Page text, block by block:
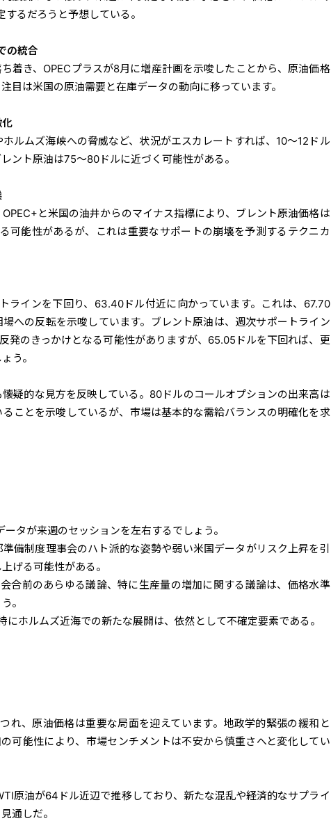
るだろうと予想している。
の統合
着き、OPECプラスが8月に増産計画を示唆したことから、原油価格
目は米国の原油需要と在庫データの動向に移っています。
化
ルムズ海峡への脅威など、状況がエスカレートすれば、10～12ドル
ント原油は75～80ドルに近づく可能性がある。
と米国の油井からのマイナス指標により、ブレント原油価格は
可能性があるが、これは重要なサポートの崩壊を予測するテクニカ
ラインを下回り、63.40ドル付近に向かっています。これは、67.70
場への反転を示唆しています。ブレント原油は、週次サポートライン
発のきっかけとなる可能性がありますが、65.05ドルを下回れば、更
う。
疑的な見方を反映している。80ドルのコールオプションの出来高は
ることを示唆しているが、市場は基本的な需給バランスの明確化を求
ータが来週のセッションを左右するでしょう。
準備制度理事会のハト派的な姿勢や弱い米国データがリスク上昇を引
げる可能性がある。
合前のあらゆる議論、特に生産量の増加に関する議論は、価格水準
。
にホルムズ近海での新たな展開は、依然として不確定要素である。
れ、原油価格は重要な局面を迎えています。地政学的緊張の緩和と
可能性により、市場センチメントは不安から慎重さへと変化してい
原油が64ドル近辺で推移しており、新たな混乱や経済的なサプライ
通しだ。